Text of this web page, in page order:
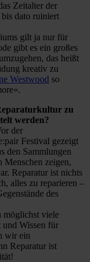
Zeitalter der
dato ruiniert
gilt ja nur für
gibt es ein großes
das heißt
kreativ zu
Westwood so
zu
werden?
der
Festival gezeigt
den Sammlungen
Menschen zeigen,
Reparatur ist nichts
alles zu reparieren –
des
möglichst viele
Wissen für
wir ein
Reparatur ist